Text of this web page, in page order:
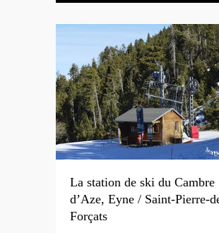
La station de ski du Cambre
d’Aze, Eyne / Saint-Pierre-
Forçats